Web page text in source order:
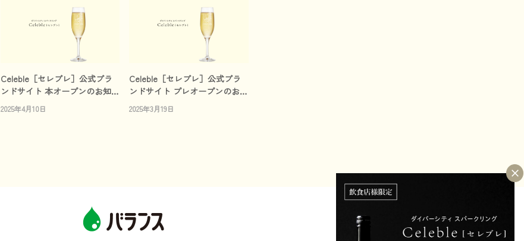
Celeble［セレブレ］公式ブラ
ンドサイト 本オープンのお知ら
せ
2025年4月10日
Celeble［セレブレ］公式ブラ
ンドサイト プレオープンのお知
らせ
2025年3月19日